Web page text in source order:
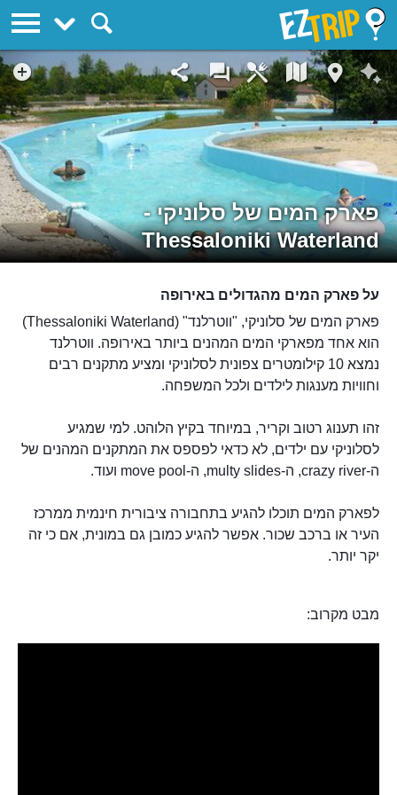
פארק המים של סלוניקי -
Thessaloniki Waterland
על פארק המים מהגדולים באירופה
פארק המים של סלוניקי, "ווטרלנד" (Thessaloniki Waterland)
הוא אחד מפארקי המים המהנים ביותר באירופה. ווטרלנד
נמצא 10 קילומטרים צפונית לסלוניקי ומציע מתקנים רבים
וחוויות מענגות לילדים ולכל המשפחה.
זהו תענוג רטוב וקריר, במיוחד בקיץ הלוהט. למי שמגיע
לסלוניקי עם ילדים, לא כדאי לפספס את המתקנים המהנים של
ה-crazy river, ה-multy slides, ה-move pool ועוד.
לפארק המים תוכלו להגיע בתחבורה ציבורית חינמית ממרכז
העיר או ברכב שכור. אפשר להגיע כמובן גם במונית, אם כי זה
יקר יותר.
מבט מקרוב:
EZTrip